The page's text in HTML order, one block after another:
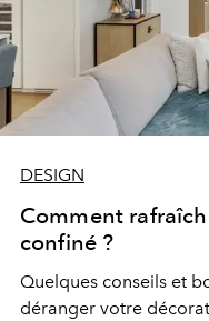
DESIGN
Comment
confiné ?
Quelques conseils et
déranger votre